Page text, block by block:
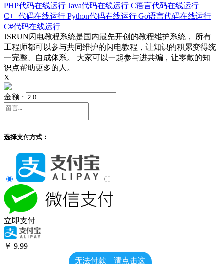
PHP代码在线运行 Java代码在线运行 C语言代码在线运行
C++代码在线运行 Python代码在线运行 Go语言代码在线运行
C#代码在线运行
JSRUN闪电教程系统是国内最先开创的教程维护系统， 所有
工程师都可以参与共同维护的闪电教程，让知识的积累变得统
一完整、自成体系。 大家可以一起参与进共编，让零散的知
识点帮助更多的人。
X
金额 :
选择支付方式：
立即支付
￥ 9.99
无法付款，请点击这